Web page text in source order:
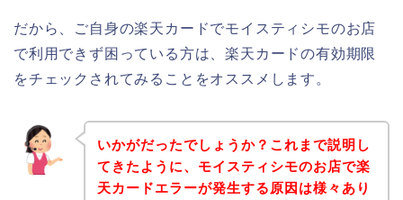
だから、ご自身の楽天カードでモイスティシモのお店
で利用できず困っている方は、楽天カードの有効期限
をチェックされてみることをオススメします。
いかがだったでしょうか？これまで説明し
てきたように、モイスティシモのお店で楽
天カードエラーが発生する原因は様々あり